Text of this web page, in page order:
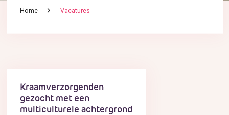
Home Vacatures
Kraamverzorgenden
gezocht met een
multiculturele achtergrond